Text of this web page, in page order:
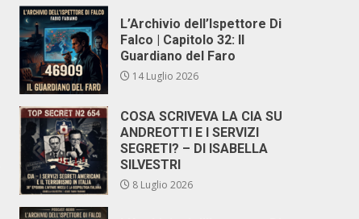
L’Archivio dell’Ispettore Di
Falco | Capitolo 32: Il
Guardiano del Faro
14 Luglio 2026
COSA SCRIVEVA LA CIA SU
ANDREOTTI E I SERVIZI
SEGRETI? – DI ISABELLA
SILVESTRI
8 Luglio 2026